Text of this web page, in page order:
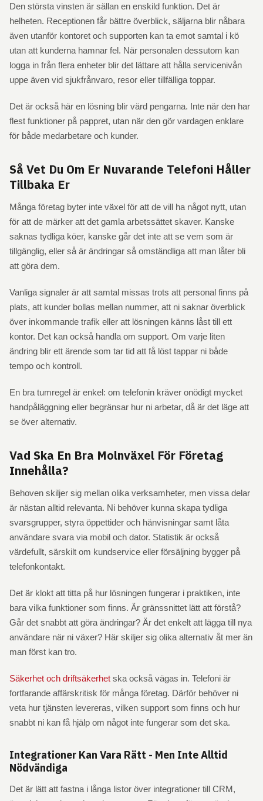
Den största vinsten är sällan en enskild funktion. Det är
helheten. Receptionen får bättre överblick, säljarna blir nåbara
även utanför kontoret och supporten kan ta emot samtal i kö
utan att kunderna hamnar fel. När personalen dessutom kan
logga in från flera enheter blir det lättare att hålla servicenivån
uppe även vid sjukfrånvaro, resor eller tillfälliga toppar.
Det är också här en lösning blir värd pengarna. Inte när den har
flest funktioner på pappret, utan när den gör vardagen enklare
för både medarbetare och kunder.
Så Vet Du Om Er Nuvarande Telefoni Håller
Tillbaka Er
Många företag byter inte växel för att de vill ha något nytt, utan
för att de märker att det gamla arbetssättet skaver. Kanske
saknas tydliga köer, kanske går det inte att se vem som är
tillgänglig, eller så är ändringar så omständliga att man låter bli
att göra dem.
Vanliga signaler är att samtal missas trots att personal finns på
plats, att kunder bollas mellan nummer, att ni saknar överblick
över inkommande trafik eller att lösningen känns låst till ett
kontor. Det kan också handla om support. Om varje liten
ändring blir ett ärende som tar tid att få löst tappar ni både
tempo och kontroll.
En bra tumregel är enkel: om telefonin kräver onödigt mycket
handpåläggning eller begränsar hur ni arbetar, då är det läge att
se över alternativ.
Vad Ska En Bra Molnväxel För Företag
Innehålla?
Behoven skiljer sig mellan olika verksamheter, men vissa delar
är nästan alltid relevanta. Ni behöver kunna skapa tydliga
svarsgrupper, styra öppettider och hänvisningar samt låta
användare svara via mobil och dator. Statistik är också
värdefullt, särskilt om kundservice eller försäljning bygger på
telefonkontakt.
Det är klokt att titta på hur lösningen fungerar i praktiken, inte
bara vilka funktioner som finns. Är gränssnittet lätt att förstå?
Går det snabbt att göra ändringar? Är det enkelt att lägga till nya
användare när ni växer? Här skiljer sig olika alternativ åt mer än
man först kan tro.
Säkerhet och driftsäkerhet ska också vägas in. Telefoni är
fortfarande affärskritisk för många företag. Därför behöver ni
veta hur tjänsten levereras, vilken support som finns och hur
snabbt ni kan få hjälp om något inte fungerar som det ska.
Integrationer Kan Vara Rätt - Men Inte Alltid
Nödvändiga
Det är lätt att fastna i långa listor över integrationer till CRM,